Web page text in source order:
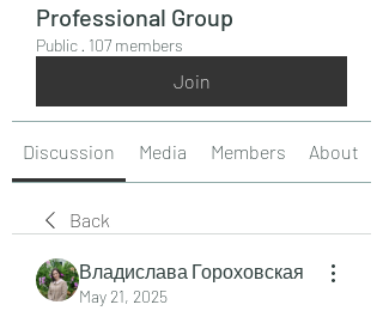
Professional Group
Public · 107 members
Join
Discussion Media Members About
Back
Владислава Гороховская
May 21, 2025